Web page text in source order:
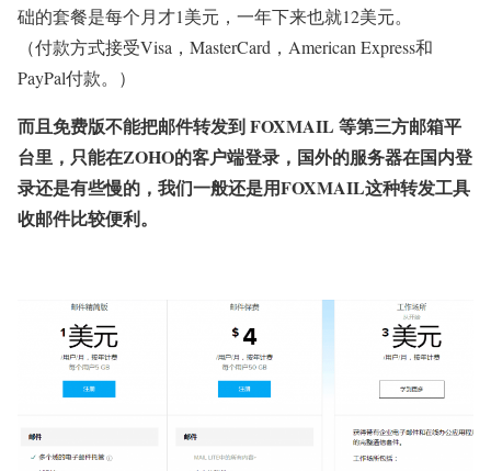
础的套餐是每个月才1美元，一年下来也就12美元。
（付款方式接受Visa，MasterCard，American Express和
PayPal付款。）
而且免费版不能把邮件转发到 FOXMAIL 等第三方邮箱平
台里，只能在ZOHO的客户端登录，国外的服务器在国内登
录还是有些慢的，我们一般还是用FOXMAIL这种转发工具
收邮件比较便利。